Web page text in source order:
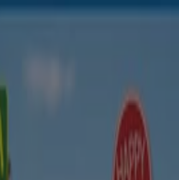
Kleidung, Schuhe
Drogerien und
und
Sportgeschäfte
und